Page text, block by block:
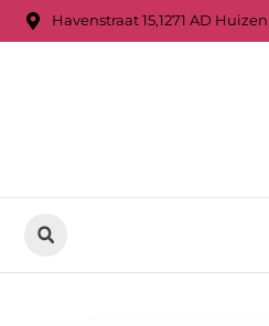
Havenstraat 15,1271 AD